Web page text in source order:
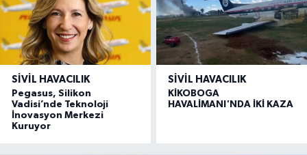
SIVIL HAVACILIK
Pegasus, Silikon
Vadisi’nde Teknoloji
İnovasyon Merkezi
Kuruyor
SIVIL HAVACILIK
KİKOBOGA
HAVALİMANI'NDA İKİ KAZA